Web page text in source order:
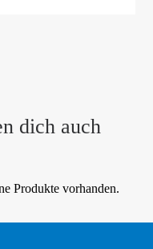
dich auch
Produkte vorhanden.